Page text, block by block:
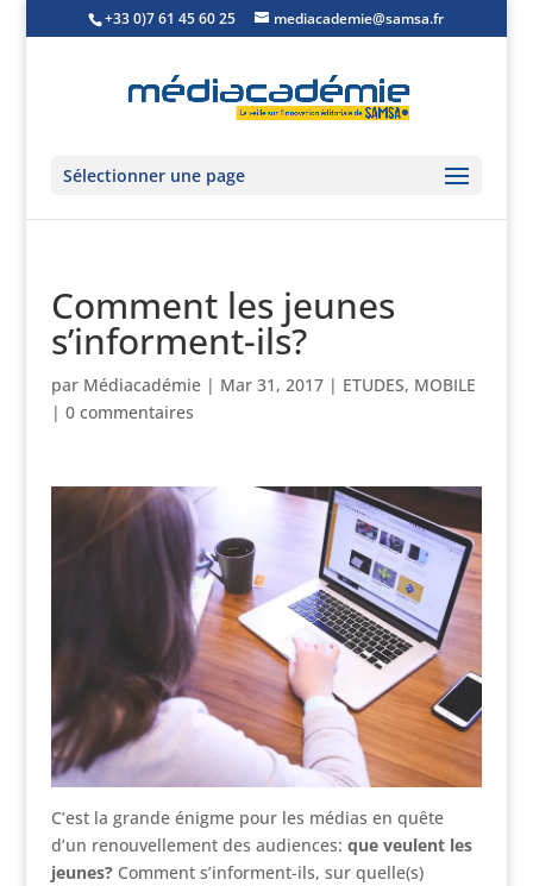
+33 0)7 61 45 60 25 mediacademie@samsa.fr
Sélectionner une page
Comment les jeunes
s’informent-ils?
par Médiacadémie| Mar 31, 2017| ETUDES, MOBILE
| 0 commentaires
C’est la grande énigme pour les médias en quête
d’un renouvellement des audiences: que veulent les
jeunes?Comment s’informent-ils, sur quelle(s)